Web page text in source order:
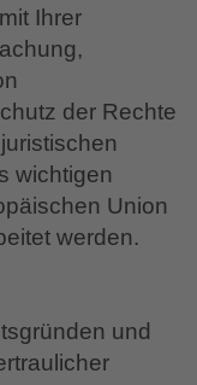
Ihrer
der Rechte
wichtigen
Union
werden.
und